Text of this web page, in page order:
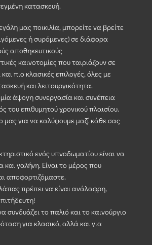
κατασκευή.
μας ποικιλία, μπορείτε να βρείτε
ή συρόμενες) σε διάφορα
αποθηκευτικούς
καινοτομίες που ταιριάζουν σε
πιο κλασικές επιλογές, όλες με
και λειτουργικότητα.
άψογη συνεργασία και συνέπεια
του επιθυμητού χρονικού πλαισίου.
μας για να καλύψουμε μαζί κάθε σας
ενός υπνοδωματίου είναι να
και γαλήνη. Είναι το μέρος που
αποφορτιζόμαστε.
πρέπει να είναι ανάλαφρη,
συνδυάζει το παλιό και το καινούργιο
για κλασικό, αλλά και για